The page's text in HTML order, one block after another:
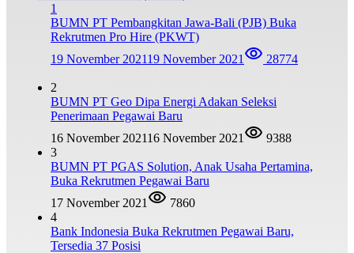
1
BUMN PT Pembangkitan Jawa-Bali (PJB) Buka
Rekrutmen Pro Hire (PKWT)
19 November 202119 November 2021 28774
2
BUMN PT Geo Dipa Energi Adakan Seleksi
Penerimaan Pegawai Baru
16 November 202116 November 2021
9388
3
BUMN PT PGAS Solution, Anak Usaha Pertamina,
Buka Rekrutmen Pegawai Baru
17 November 2021
7860
4
Bank Indonesia Buka Rekrutmen Pegawai Baru,
Tersedia 37 Posisi